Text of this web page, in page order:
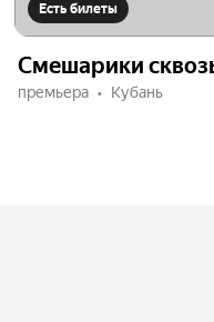
Есть билеты
Смешарики
премьера Кубань